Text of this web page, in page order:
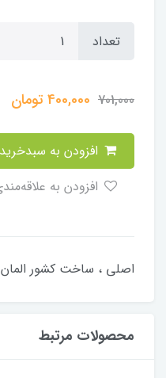
تعداد
701,000
400,000تومان
اصلی ، ساخت کشور المان
محصولات مرتبط